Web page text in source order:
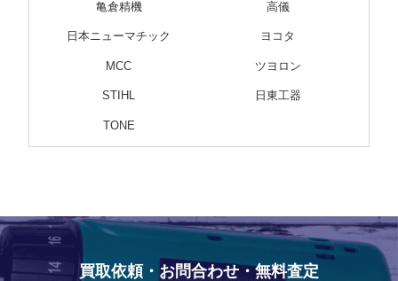
亀倉精機 高儀
日本ニューマチック ヨコタ
MCC ツヨロン
STIHL 日東工器
TONE
買取依頼・お問合わせ・無料査定